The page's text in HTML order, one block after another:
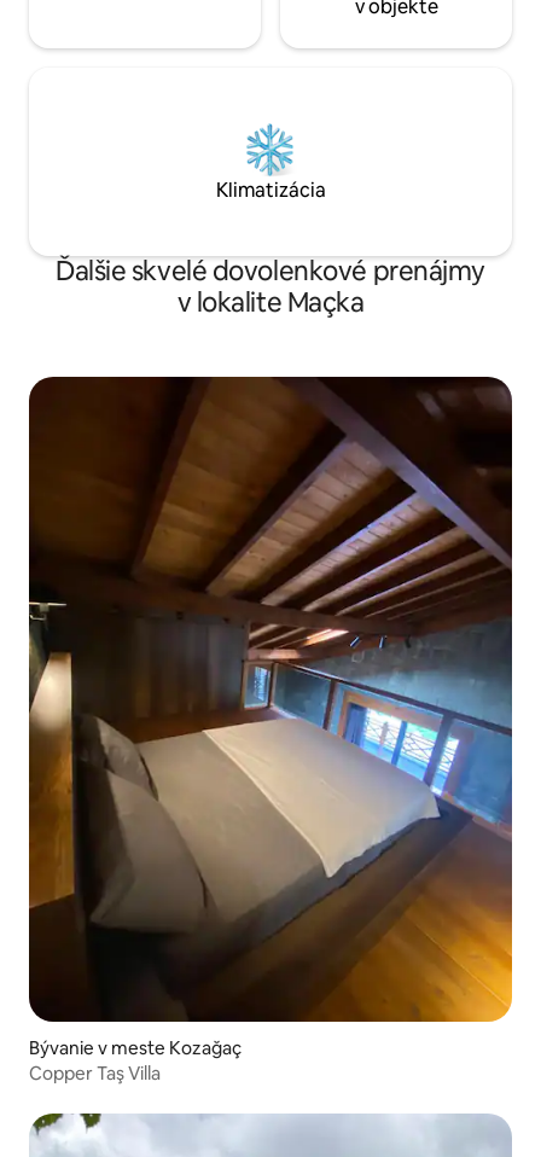
v objekte
Klimatizácia
Ďalšie skvelé dovolenkové prenájmy
v lokalite Maçka
Bývanie v meste Kozağaç
Copper Taş Villa